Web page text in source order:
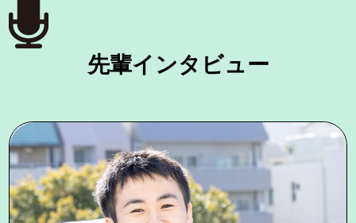
先輩インタビュー